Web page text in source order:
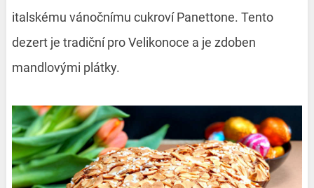
italskému vánočnímu cukroví Panettone. Tento
dezert je tradiční pro Velikonoce a je zdoben
mandlovými plátky.